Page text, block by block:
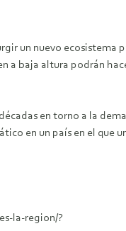
un nuevo ecosistema
a baja altura podrán
en torno a la
en un país en el que
la-region/?